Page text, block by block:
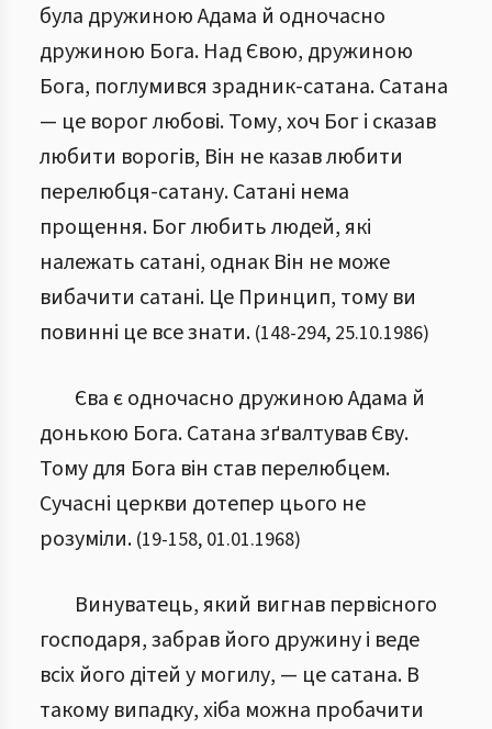
була дружиною Адама й одночасно
дружиною Бога. Над Євою, дружиною
Бога, поглумився зрадник-сатана. Сатана
— це ворог любові. Тому, хоч Бог і сказав
любити ворогів, Він не казав любити
перелюбця-сатану. Сатані нема
прощення. Бог любить людей, які
належать сатані, однак Він не може
вибачити сатані. Це Принцип, тому ви
повинні це все знати. (148-294, 25.10.1986)
Єва є одночасно дружиною Адама й
донькою Бога. Сатана зґвалтував Єву.
Тому для Бога він став перелюбцем.
Сучасні церкви дотепер цього не
розуміли. (19-158, 01.01.1968)
Винуватець, який вигнав первісного
господаря, забрав його дружину і веде
всіх його дітей у могилу, — це сатана. В
такому випадку, хіба можна пробачити